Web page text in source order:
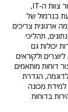
תקני נתונים מקלים על השימוש ושיתוף המידע. עבור צוות ה-IT,
בנרמול של
ארגונית צריכים
תהליכי
יכולות גם
ולקוראים
דוחות מותאמים
הגדרת
מכונה
בדוחות